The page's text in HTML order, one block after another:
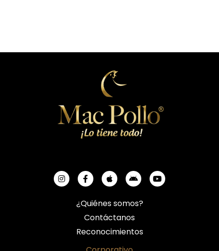
¿Quiénes somos?
Contáctanos
Reconocimientos